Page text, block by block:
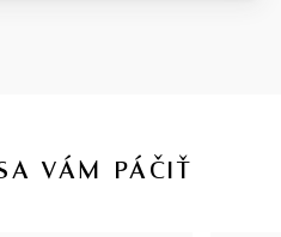
VÁM PÁČIŤ